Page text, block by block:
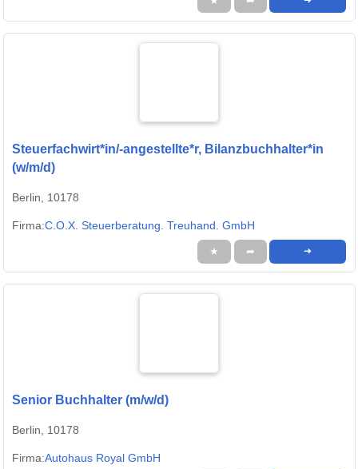
Steuerfachwirt*in/-angestellte*r, Bilanzbuchhalter*in
(w/m/d)
Berlin, 10178
Firma:C.O.X. Steuerberatung. Treuhand. GmbH
★ ➦ ➜
Senior Buchhalter (m/w/d)
Berlin, 10178
Firma:Autohaus Royal GmbH